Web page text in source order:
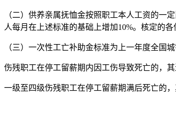
（二）供养亲属抚恤金按照职工本人工资的一
人每月在上述标准的基础上增加10%。核定的
（三）一次性工亡补助金标准为上一年度全国
伤残职工在停工留薪期内因工伤导致死亡的，
一级至四级伤残职工在停工留薪期满后死亡的